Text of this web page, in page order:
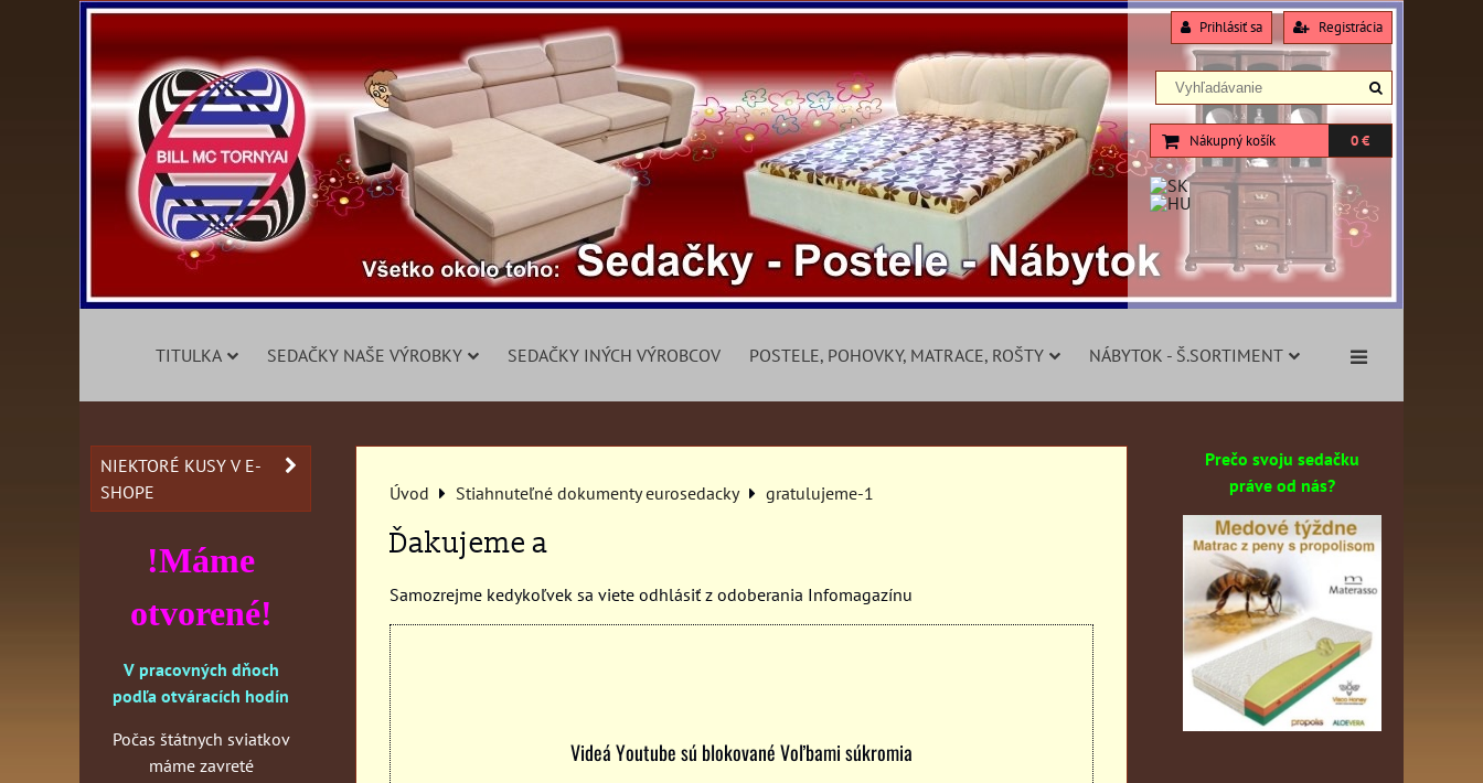
Prihlásiť sa Registrácia
Nákupný košík 0 €
TITULKA SEDAČKY NAŠE VÝROBKY SEDAČKY INÝCH VÝROBCOV POSTELE, POHOVKY, MATRACE, ROŠTY NÁBYTOK - Š.SORTIMENT
Úvod Stiahnuteľné dokumenty eurosedacky gratulujeme-1
Ďakujeme a
Samozrejme kedykoľvek sa viete odhlásiť z odoberania Infomagazínu
Videá Youtube sú blokované Voľbami súkromia
NIEKTORÉ KUSY V E-
SHOPE
!Máme
otvorené!
V pracovných dňoch
podľa otváracích hodín
Počas štátnych sviatkov
máme zavreté
Prečo svoju sedačku
práve od nás?